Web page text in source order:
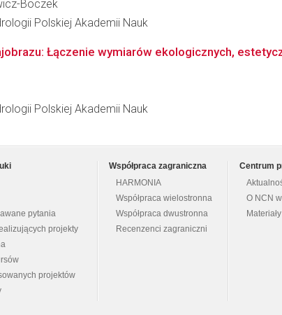
Boczek
Polskiej Akademii Nauk
Łączenie wymiarów ekologicznych,
Polskiej Akademii Nauk
pytania
projekty
projektów
Współpraca zagraniczna
HARMONIA
Współpraca wielostronna
Współpraca dwustronna
Recenzenci zagraniczni
Centrum
O NCN